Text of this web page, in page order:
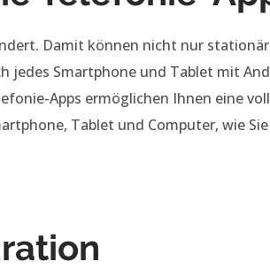
Damit können nicht nur
jedes Smartphone und Tablet mit
Apps ermöglichen Ihnen eine
Tablet und Computer, wie Sie